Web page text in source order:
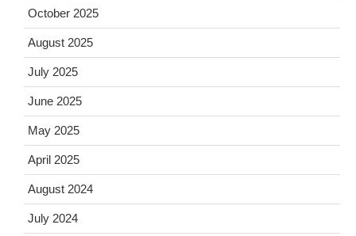
October 2025
August 2025
July 2025
June 2025
May 2025
April 2025
August 2024
July 2024